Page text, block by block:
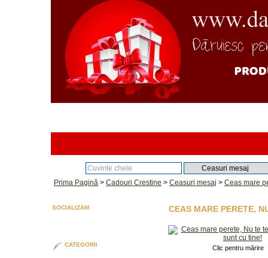
Prima Pagină > Cadouri Crestine > Ceasuri mesaj > Ceas mare
SOCIALIZAM
CATEGORII
CEAS MARE PERETE,
Clic pentru mărire